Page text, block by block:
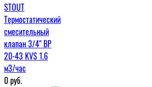
STOUT
Термостатический
смесительный
клапан 3/4" ВР
20-43 KVS 1.6
м3/час
0руб.